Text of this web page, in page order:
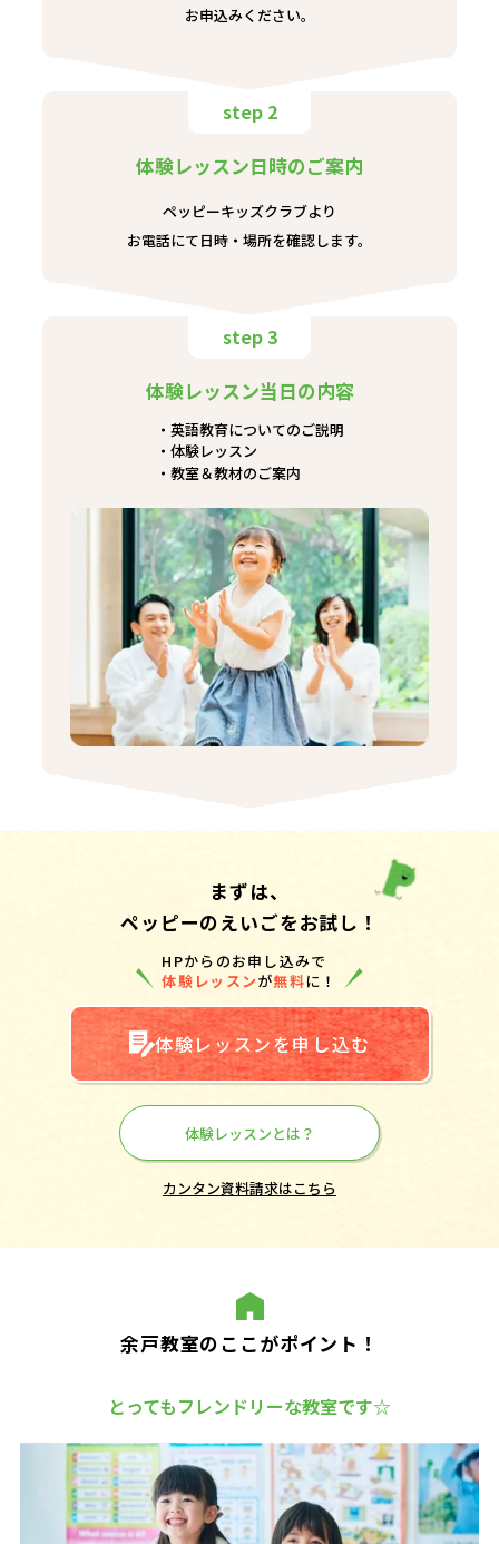
お申込みください。
step 2
体験レッスン日時のご案内
ペッピーキッズクラブより
お電話にて日時・場所を確認します。
step 3
体験レッスン当日の内容
英語教育についてのご説明
体験レッスン
教室＆教材のご案内
まずは、
ペッピーのえいごをお試し！
HPからのお申し込みで
体験レッスンが無料に！
体験レッスンを申し込む
体験レッスンとは？
カンタン資料請求はこちら
余戸教室のここがポイント！
とってもフレンドリーな教室です☆